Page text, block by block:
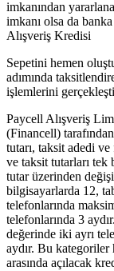
imkanından
imkanı olsa da
Alışveriş Kredisi
Sepetini hemen
adımında
işlemlerini
Paycell Alışveriş
(Financell)
tutarı, taksit adedi
ve taksit tutarları tek
tutar üzerinden
bilgisayarlarda 12,
telefonlarında
telefonlarında 3
değerinde iki ayrı
aydır. Bu
arasında açılacak